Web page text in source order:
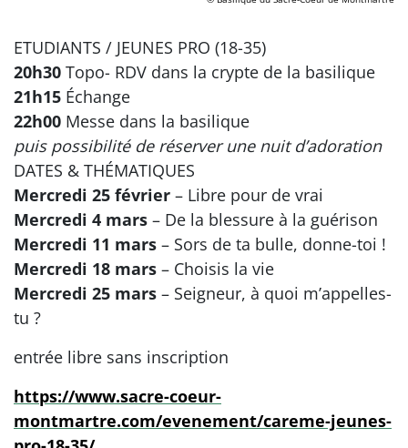
ETUDIANTS / JEUNES PRO (18-35)
20h30 Topo- RDV dans la crypte de la basilique
21h15 Échange
22h00 Messe dans la basilique
puis possibilité de réserver une nuit d’adoration
DATES & THÉMATIQUES
Mercredi 25 février – Libre pour de vrai
Mercredi 4 mars – De la blessure à la guérison
Mercredi 11 mars – Sors de ta bulle, donne-toi !
Mercredi 18 mars – Choisis la vie
Mercredi 25 mars – Seigneur, à quoi m’appelles-
tu ?
entrée libre sans inscription
https://www.sacre-coeur-
montmartre.com/evenement/careme-jeunes-